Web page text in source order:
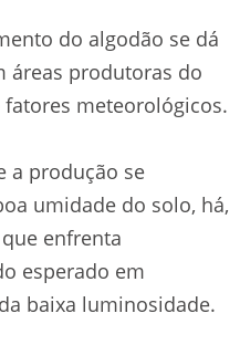
do algodão se dá
áreas produtoras do
fatores meteorológicos.
a produção se
umidade do solo, há,
enfrenta
esperado em
baixa luminosidade.